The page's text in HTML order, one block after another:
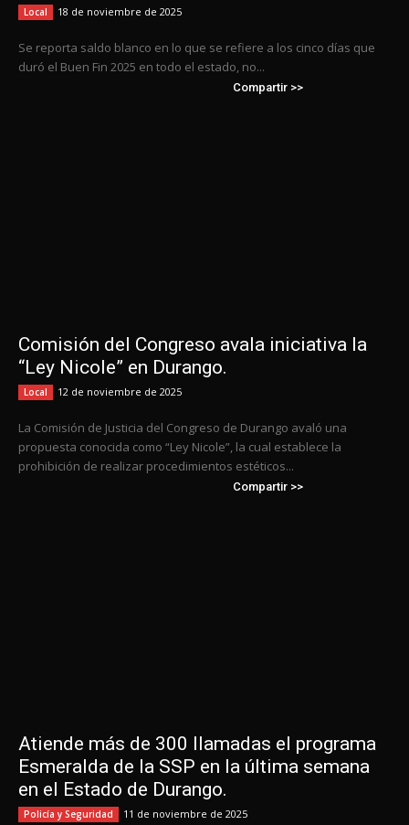
Local 18 de noviembre de 2025
Se reporta saldo blanco en lo que se refiere a los cinco días que
duró el Buen Fin 2025 en todo el estado, no...
Compartir >>
Comisión del Congreso avala iniciativa la
“Ley Nicole” en Durango.
Local 12 de noviembre de 2025
La Comisión de Justicia del Congreso de Durango avaló una
propuesta conocida como “Ley Nicole”, la cual establece la
prohibición de realizar procedimientos estéticos...
Compartir >>
Atiende más de 300 llamadas el programa
Esmeralda de la SSP en la última semana
en el Estado de Durango.
Policía y Seguridad 11 de noviembre de 2025